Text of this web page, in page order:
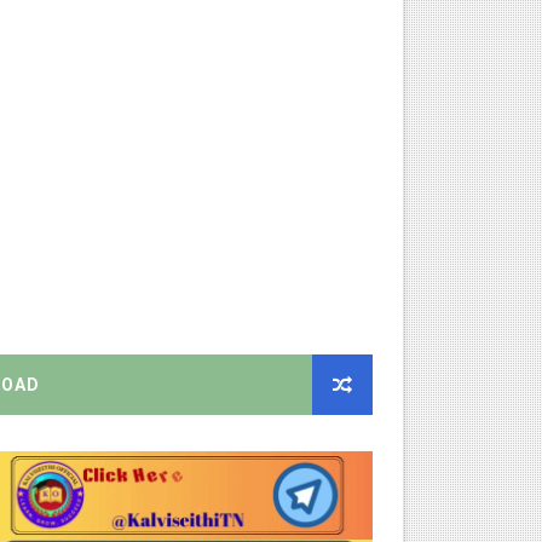
மதிப்பெண் சான்றிதழ் பதிவிறக்கம் செய்வது எப்படி? DGE முக்கிய
இயக்குநராக கலைச்செல்வி மோகன், IAS நியமனம் - அரசாணை
முதலமைச்சரின் நிலையான ஆணைகள் (TN Govt Standing
வெளியீடு!
- ஆட்சியர் சுற்றறிக்கை!
வெளியிட்ட முக்கிய அறிவிப்பு!